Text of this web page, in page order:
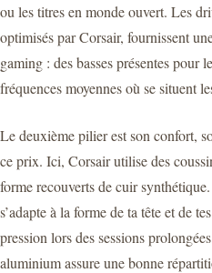
ou les titres en monde ouvert. Les
optimisés par Corsair, fournissent
gaming : des basses présentes pour
fréquences moyennes où se situent
Le deuxième pilier est son confort,
ce prix. Ici, Corsair utilise des
forme recouverts de cuir
s’adapte à la forme de ta tête et de
pression lors des sessions
aluminium assure une bonne